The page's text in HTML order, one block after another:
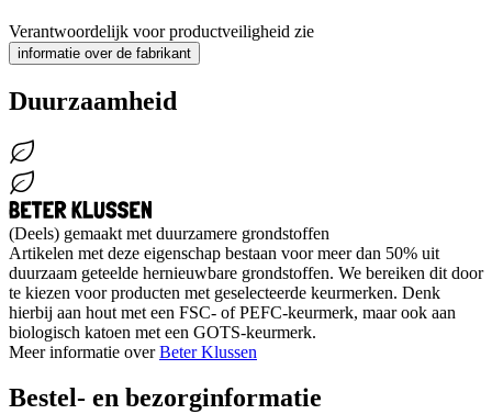
Verantwoordelijk voor productveiligheid zie
informatie over de fabrikant
Duurzaamheid
(Deels) gemaakt met duurzamere grondstoffen
Artikelen met deze eigenschap bestaan voor meer dan 50% uit
duurzaam geteelde hernieuwbare grondstoffen. We bereiken dit door
te kiezen voor producten met geselecteerde keurmerken. Denk
hierbij aan hout met een FSC- of PEFC-keurmerk, maar ook aan
biologisch katoen met een GOTS-keurmerk.
Meer informatie overBeter Klussen
Bestel- en bezorginformatie